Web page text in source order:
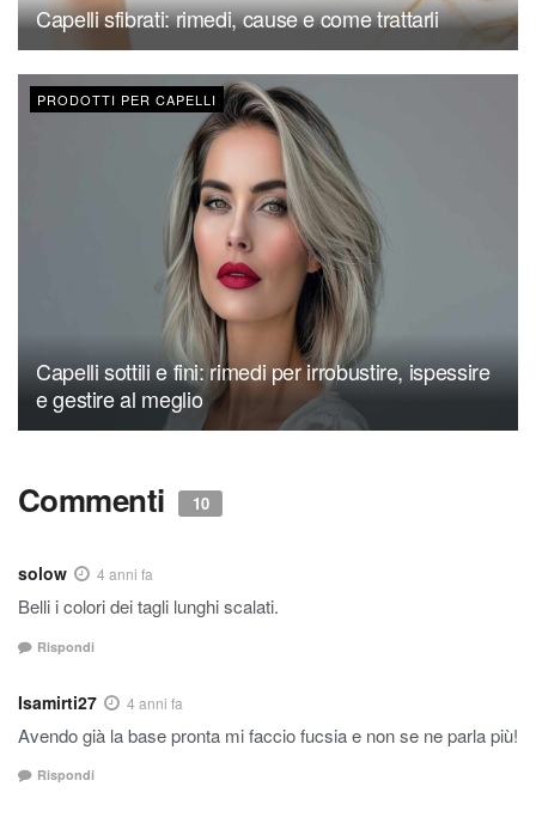
Capelli sfibrati: rimedi, cause e come trattarli
PRODOTTI PER CAPELLI
Capelli sottili e fini: rimedi per irrobustire, ispessire
e gestire al meglio
Commenti 10
solow 4 anni fa
Belli i colori dei tagli lunghi scalati.
Rispondi
Isamirti27 4 anni fa
Avendo già la base pronta mi faccio fucsia e non se ne parla più!
Rispondi